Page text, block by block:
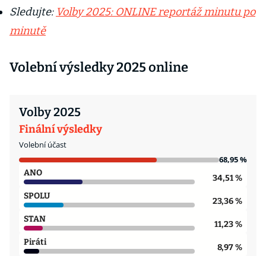
Sledujte: Volby 2025: ONLINE reportáž minutu po
minutě
Volební výsledky 2025 online
Volby 2025
Finální výsledky
Volební účast
68,95 %
ANO
34,51 %
SPOLU
23,36 %
STAN
11,23 %
Piráti
8,97 %